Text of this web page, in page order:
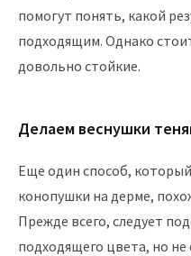
помогут понять, какой
подходящим. Однако
довольно стойкие.
Делаем веснушки
Еще один способ,
конопушки на дерме,
Прежде всего, следует
подходящего цвета, но